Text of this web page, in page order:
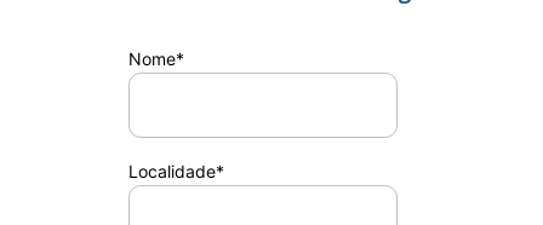
Nome*
Localidade*